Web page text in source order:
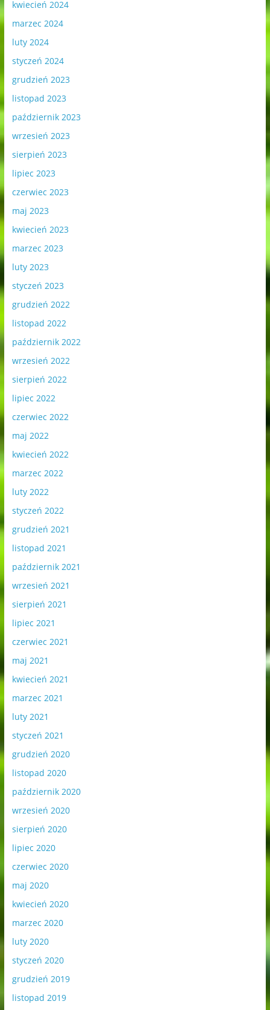
kwiecień 2024
marzec 2024
luty 2024
styczeń 2024
grudzień 2023
listopad 2023
październik 2023
wrzesień 2023
sierpień 2023
lipiec 2023
czerwiec 2023
maj 2023
kwiecień 2023
marzec 2023
luty 2023
styczeń 2023
grudzień 2022
listopad 2022
październik 2022
wrzesień 2022
sierpień 2022
lipiec 2022
czerwiec 2022
maj 2022
kwiecień 2022
marzec 2022
luty 2022
styczeń 2022
grudzień 2021
listopad 2021
październik 2021
wrzesień 2021
sierpień 2021
lipiec 2021
czerwiec 2021
maj 2021
kwiecień 2021
marzec 2021
luty 2021
styczeń 2021
grudzień 2020
listopad 2020
październik 2020
wrzesień 2020
sierpień 2020
lipiec 2020
czerwiec 2020
maj 2020
kwiecień 2020
marzec 2020
luty 2020
styczeń 2020
grudzień 2019
listopad 2019